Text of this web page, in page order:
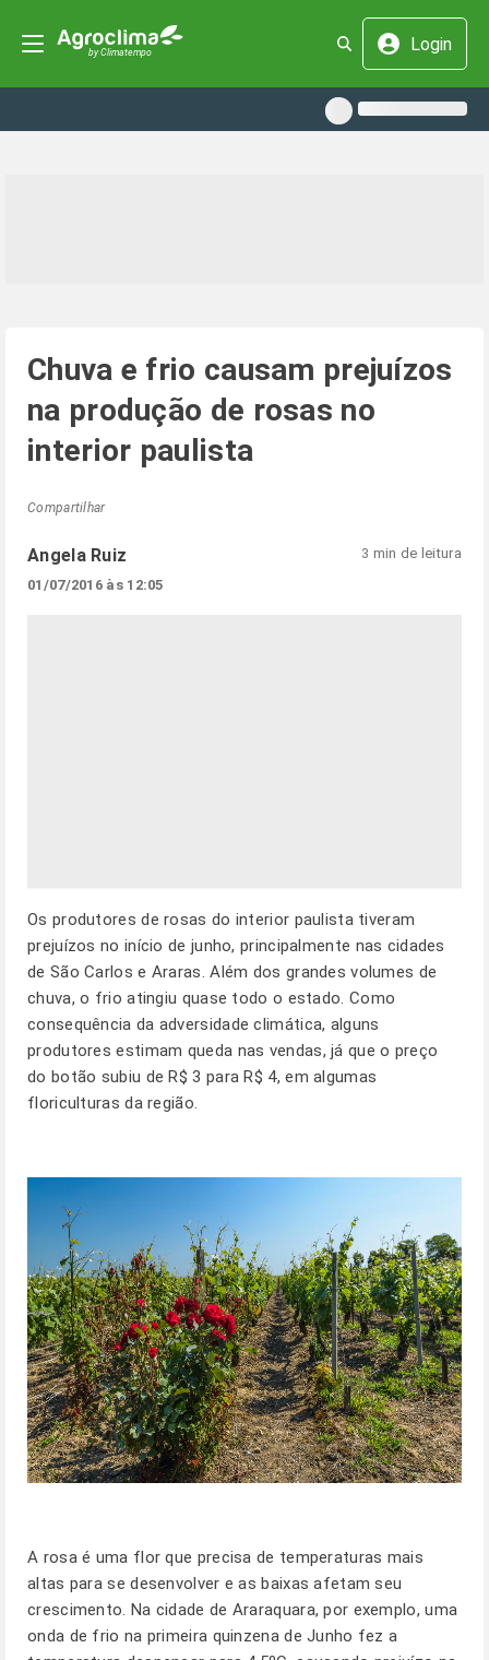
Login
Chuva e frio causam prejuízos
na produção de rosas no
interior paulista
Compartilhar
Angela Ruiz
01/07/2016 às 12:05
3 min de leitura
Os produtores de rosas do interior paulista tiveram
prejuízos no início de junho, principalmente nas cidades
de São Carlos e Araras. Além dos grandes volumes de
chuva, o frio atingiu quase todo o estado. Como
consequência da adversidade climática, alguns
produtores estimam queda nas vendas, já que o preço
do botão subiu de R$ 3 para R$ 4, em algumas
floriculturas da região.
A rosa é uma flor que precisa de temperaturas mais
altas para se desenvolver e as baixas afetam seu
crescimento. Na cidade de Araraquara, por exemplo, uma
onda de frio na primeira quinzena de Junho fez a